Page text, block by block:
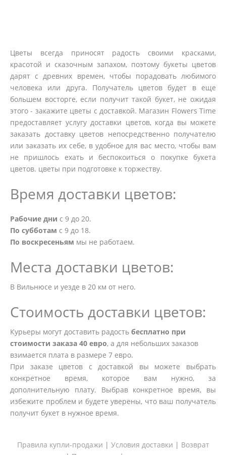
Цветы всегда приносят радость своими красками,
красотой и сказочным запахом, поэтому букеты цветов
дарят с древних времен, чтобы порадовать любимого
человека или друга. Получатель цветов будет в еще
большем восторге, если получит такой букет, не ожидая
этого - закажите цветы с доставкой. Магазин Flowers Time
предоставляет услугу доставки цветов, когда вы можете
заказать доставку цветов непосредственно получателю
или заказать их себе, в удобное для вас место, чтобы вам
не пришлось ехать и беспокоиться о покупке букета
цветов. цветы при подготовке к торжеству.
Время доставки цветов:
Рабочие дни с 9 до 20.
По субботам с 9 до 18.
По воскресеньям мы не работаем.
Места доставки цветов:
В Вильнюсе и уезде в 20 км от него.
Стоимость доставки цветов:
Курьеры могут доставить радость бесплатно при
стоимости заказа 40 евро, а для небольших заказов
взимается плата в размере 7 евро.
При заказе цветов с доставкой вы можете выбрать
конкретное время, которое вам нужно, за
дополнительную плату. Выбрав конкретное время, вы
избежите проблем и будете уверены, что ваш получатель
получит букет в нужное время.
Правила купли-продажи | Условия доставки | Возврат